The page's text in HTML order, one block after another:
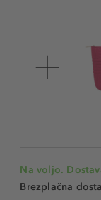
Na voljo.
Brezplačna